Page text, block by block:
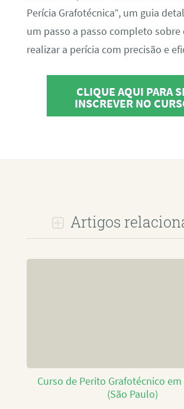
Perícia Grafotécnica”, um guia
um passo a passo completo sobre
realizar a perícia com precisão e
CLIQUE AQUI PARA
INSCREVER NO
Artigos
Curso de Perito Grafotécnico
(São Paulo)